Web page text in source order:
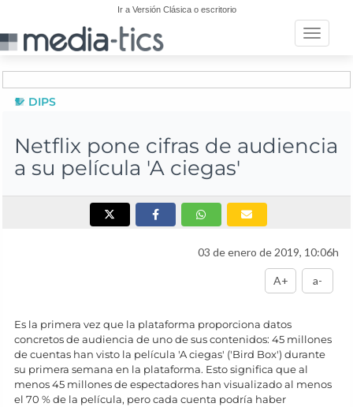
Ir a Versión Clásica o escritorio
Toggle
DIPS
Netflix pone cifras de audiencia
a su película 'A ciegas'
03 de enero de 2019, 10:06h
A+ a-
Es la primera vez que la plataforma proporciona datos
concretos de audiencia de uno de sus contenidos: 45 millones
de cuentas han visto la película 'A ciegas' ('Bird Box') durante
su primera semana en la plataforma. Esto significa que al
menos 45 millones de espectadores han visualizado al menos
el 70 % de la película, pero cada cuenta podría haber